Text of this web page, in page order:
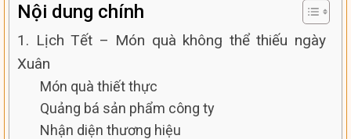
Nội dung chính
1. Lịch Tết – Món quà không thể thiếu ngày
Xuân
Món quà thiết thực
Quảng bá sản phẩm công ty
Nhận diện thương hiệu